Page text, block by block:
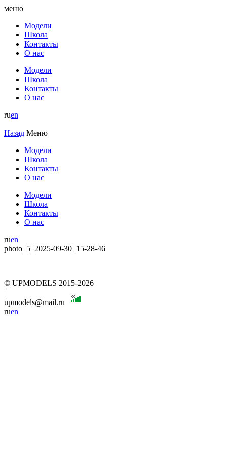
меню
Модели
Школа
Контакты
О нас
Модели
Школа
Контакты
О нас
ruen
Назад Меню
Модели
Школа
Контакты
О нас
Модели
Школа
Контакты
О нас
ruen
photo_5_2025-09-30_15-28-46
© UPMODELS 2015-2026
|
upmodels@mail.ru
ruen